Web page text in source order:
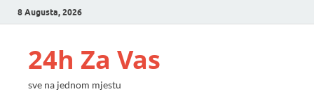
8 Augusta, 2026
24h Za Vas
sve na jednom mjestu